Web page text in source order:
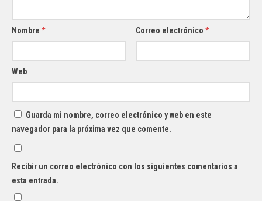
Nombre * Correo electrónico*
Web
Guarda mi nombre, correo electrónico y web en este
navegador para la próxima vez que comente.
Recibir un correo electrónico con los siguientes comentarios a
esta entrada.